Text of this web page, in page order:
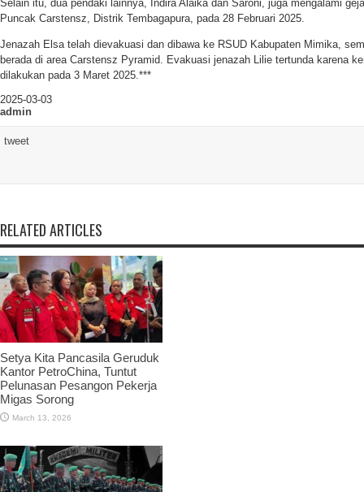
Selain itu, dua pendaki lainnya, Indira Alaika dan Saroni, juga mengalami
Puncak Carstensz, Distrik Tembagapura, pada 28 Februari 2025.
Jenazah Elsa telah dievakuasi dan dibawa ke RSUD Kabupaten Mimika,
berada di area Carstensz Pyramid. Evakuasi jenazah Lilie tertunda karena
dilakukan pada 3 Maret 2025.***
2025-03-03
admin
tweet
RELATED ARTICLES
Setya Kita Pancasila Geruduk
Kantor PetroChina, Tuntut
Pelunasan Pesangon Pekerja
Migas Sorong
March 13, 2026